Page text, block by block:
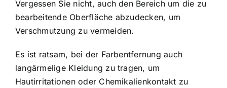
Vergessen Sie nicht, auch den Bereich um die zu
bearbeitende Oberfläche abzudecken, um
Verschmutzung zu vermeiden.
Es ist ratsam, bei der Farbentfernung auch
langärmelige Kleidung zu tragen, um
Hautirritationen oder Chemikalienkontakt zu